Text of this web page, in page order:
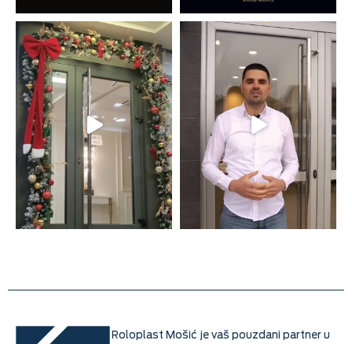
Roloplast Mošić je vaš pouzdani partner u